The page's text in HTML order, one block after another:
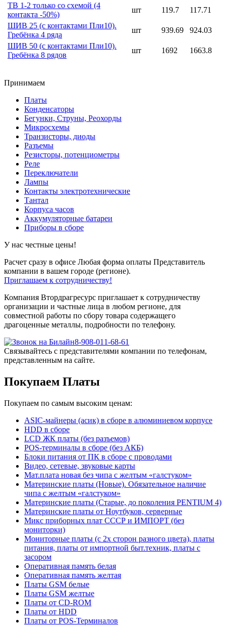
ТВ 1-2 только со схемой (4
контакта -50%)
шт 119.7
117.71
ШИВ 25 (с контактами Пли10).
Гребёнка 4 ряда
шт 939.69
924.03
ШИВ 50 (с контактами Пли10).
Гребёнка 8 рядов
шт 1692 1663.8
Принимаем
Платы
Конденсаторы
Бегунки, Струны, Реохорды
Микросхемы
Транзисторы, диоды
Разъемы
Резисторы, потенциометры
Реле
Переключатели
Лампы
Контакты электротехнические
Тантал
Корпуса часов
Аккумуляторные батареи
Приборы в сборе
У нас честные цены!
Расчет сразу в офисе Любая форма оплаты Представитель
компании в вашем городе (регионе).
Приглашаем к сотрудничеству!
Компания Втордрагресурс приглашает к сотрудничеству
организации и частные лица в любом регионе, для
совместной работы по сбору товара содержащего
драгоценные металлы, подробности по телефону.
8-908-011-68-61
Связывайтесь с представителями компании по телефонам,
представленным на сайте.
Покупаем Платы
Покупаем по самым высоким ценам:
ASIC-майнеры (асик) в сборе в алюминиевом корпусе
HDD в сборе
LCD ЖК платы (без разъемов)
POS-терминалы в сборе (без АКБ)
Блоки питания от ПК в сборе с проводами
Видео, сетевые, звуковые карты
Мат.плата новая без чипа с желтым «галстуком»
Материнские платы (Новые). Обязательное наличие
чипа с желтым «галстуком»
Материнские платы (Старые, до поколения PENTIUM 4)
Материнские платы от Ноутбуков, серверные
Микс приборных плат СССР и ИМПОРТ (без
мониторки)
Мониторные платы (с 2х сторон разного цвета), платы
питания, платы от импортной быт.техник, платы с
засором
Оперативная память белая
Оперативная память желтая
Платы GSM белые
Платы GSM желтые
Платы от CD-ROM
Платы от HDD
Платы от POS-Терминалов